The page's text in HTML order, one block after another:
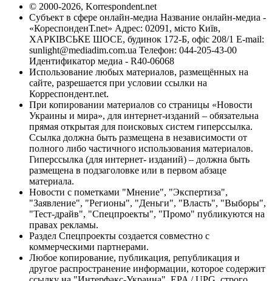
© 2000-2026, Korrespondent.net
Субъект в сфере онлайн-медиа Название онлайн-медиа -
«КореспонденТ.net» Адрес: 02091, місто Київ,
ХАРКІВСЬКЕ ШОСЕ, будинок 172-Б, офіс 208/1 E-mail:
sunlight@mediadim.com.ua Телефон: 044-205-43-00
Идентификатор медиа - R40-06068
Использование любых материалов, размещённых на
сайте, разрешается при условии ссылки на
Корреспондент.net.
При копировании материалов со страницы «Новости
Украины и мира», для интернет-изданий – обязательна
прямая открытая для поисковых систем гиперссылка.
Ссылка должна быть размещена в независимости от
полного либо частичного использования материалов.
Гиперссылка (для интернет- изданий) – должна быть
размещена в подзаголовке или в первом абзаце
материала.
Новости с пометками "Мнение", "Экспертиза",
"Заявление", "Регионы", "Деньги", "Власть", "Выборы",
"Тест-драйв", "Спецпроекты", "Промо" публикуются на
правах рекламы.
Раздел Спецпроекты создается совместно с
коммерческими партнерами.
Любое копирование, публикация, републикация и
другое распространение информации, которое содержит